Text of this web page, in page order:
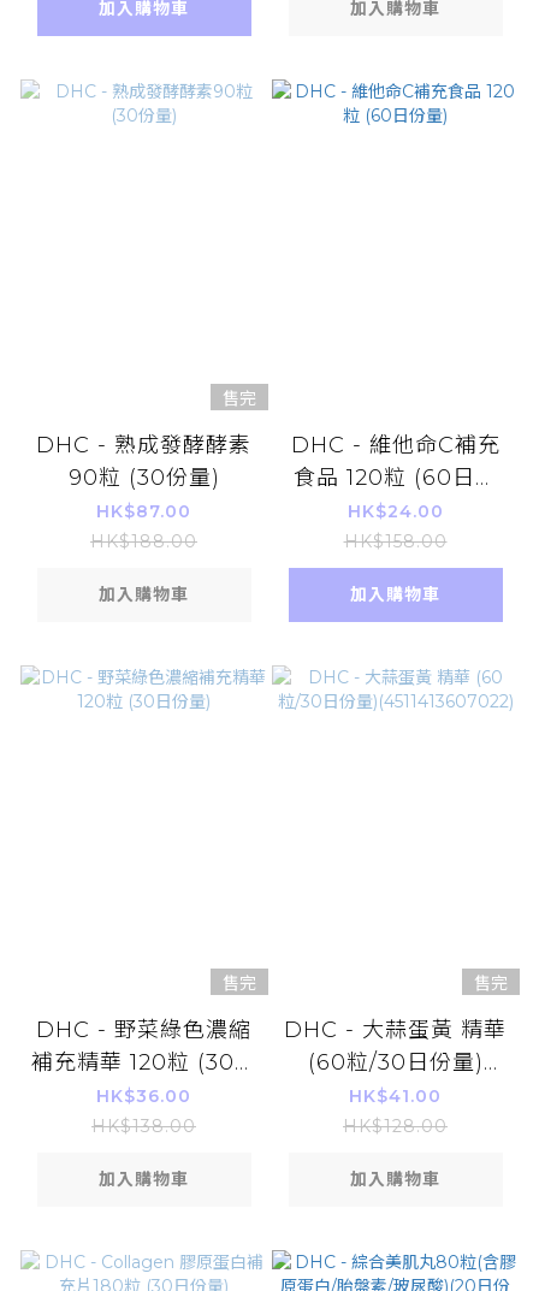
加入購物車 加入購物車
售完
DHC - 熟成發酵酵素
90粒 (30份量)
HK$87.00
HK$188.00
加入購物車
DHC - 維他命C補充
食品 120粒 (60日份
量)
HK$24.00
HK$158.00
加入購物車
售完
DHC - 野菜綠色濃縮
補充精華 120粒 (30日
份量)
HK$36.00
HK$138.00
加入購物車
售完
DHC - 大蒜蛋黃 精華
(60粒/30日份量)
(4511413607022)
HK$41.00
HK$128.00
加入購物車